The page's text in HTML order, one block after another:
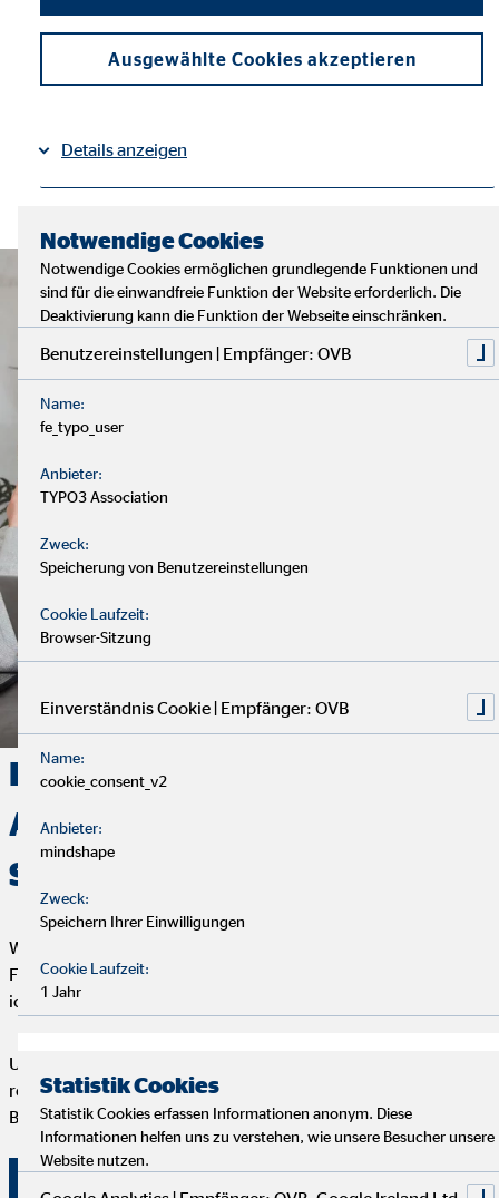
Deine Finanzen, Dein Weg:
Analyse, Beratung und
Service
Wir starten mit einem entspannten Analysegespräch, um deine
Finanzen und Ziele kennenzulernen. Anschließend präsentiere
ich dir maßgeschneiderte Finanzlösungen.
Um deine Finanzplanung aktuell zu halten, bieten wir
regelmäßige Servicegespräche an. Vertrauen und persönliche
Betreuung stehen bei uns an erster Stelle.
Ausgewählte Cookies akzeptieren
Details anzeigen
Notwendige Cookies
Notwendige Cookies ermöglichen grundlegende Funktionen und
sind für die einwandfreie Funktion der Website erforderlich. Die
Deaktivierung kann die Funktion der Webseite einschränken.
Benutzereinstellungen | Empfänger: OVB
Name:
fe_typo_user
Anbieter:
TYPO3 Association
Zweck:
Speicherung von Benutzereinstellungen
Cookie Laufzeit:
Browser-Sitzung
Einverständnis Cookie | Empfänger: OVB
Name:
cookie_consent_v2
Anbieter:
mindshape
Zweck:
Speichern Ihrer Einwilligungen
Cookie Laufzeit:
1 Jahr
Statistik Cookies
Statistik Cookies erfassen Informationen anonym. Diese
Informationen helfen uns zu verstehen, wie unsere Besucher unsere
Website nutzen.